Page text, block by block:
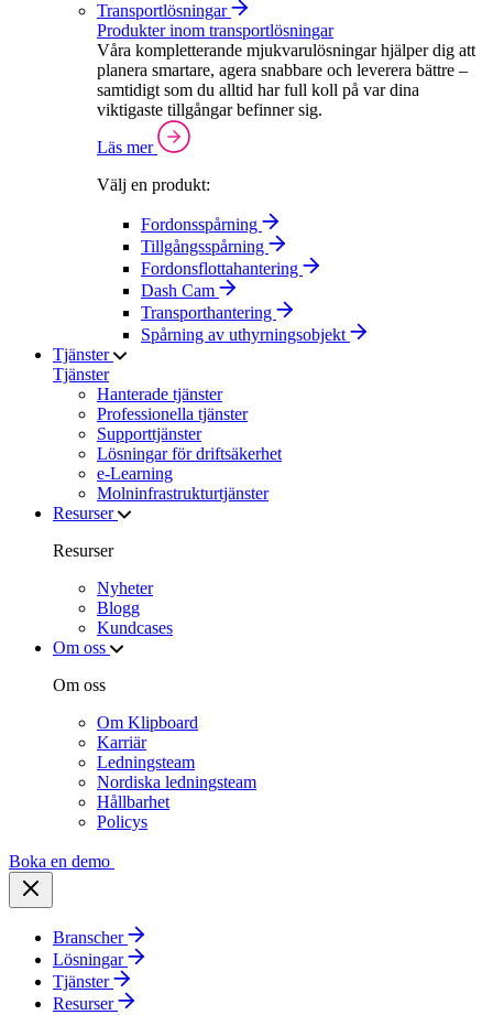
Transportlösningar
Produkter inom transportlösningar
Våra kompletterande mjukvarulösningar hjälper dig att
planera smartare, agera snabbare och leverera bättre –
samtidigt som du alltid har full koll på var dina
viktigaste tillgångar befinner sig.
Läs mer
Välj en produkt:
Fordonsspårning
Tillgångsspårning
Fordonsflottahantering
Dash Cam
Transporthantering
Spårning av uthyrningsobjekt
Tjänster
Tjänster
Hanterade tjänster
Professionella tjänster
Supporttjänster
Lösningar för driftsäkerhet
e-Learning
Molninfrastrukturtjänster
Resurser
Resurser
Nyheter
Blogg
Kundcases
Om oss
Om oss
Om Klipboard
Karriär
Ledningsteam
Nordiska ledningsteam
Hållbarhet
Policys
Boka en demo
Branscher
Lösningar
Tjänster
Resurser